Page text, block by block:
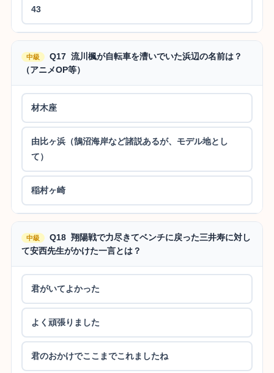
43
中級
Q17 流川楓が自転車を漕いでいた浜辺の名前は？
（アニメOP等）
材木座
由比ヶ浜（鵠沼海岸など諸説あるが、モデル地とし
て）
稲村ヶ崎
中級
Q18 翔陽戦で力尽きてベンチに戻った三井寿に対し
て安西先生がかけた一言とは？
君がいてよかった
よく頑張りました
君のおかけでここまでこれましたね